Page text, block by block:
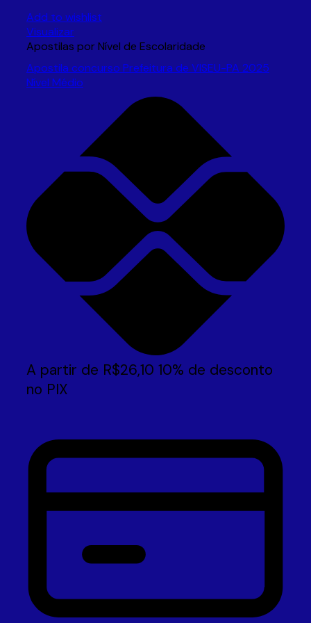
Add to wishlist
Visualizar
Apostilas por Nível de Escolaridade
Apostila concurso Prefeitura de VISEU-PA 2025
Nível Médio
A partir de R$26,10 10% de desconto
no PIX